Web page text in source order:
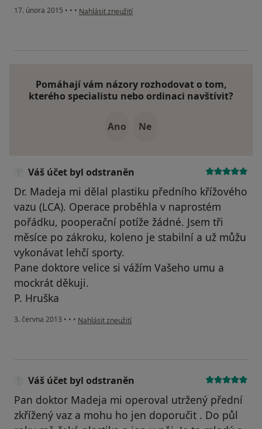
17. února 2015 • • • podle názoru uživatele Váš účet byl odstraněn
Nahlásit zneužití
Pomáhají vám názory rozhodovat o tom,
kterého specialistu nebo ordinaci navštívit?
Ano Ne
Váš účet byl odstraněn
Dr. Madeja mi dělal plastiku předního křížového
vazu (LCA). Operace proběhla v naprostém
pořádku, pooperační potíže žádné. Jsem tři
měsíce po zákroku, koleno je stabilní a už můžu
vykonávat lehčí sporty.
Pane doktore velice si vážím Vašeho umu a
mockrát děkuji.
P. Hruška
3. června 2013 • • • podle názoru uživatele Váš účet byl odstraněn
Nahlásit zneužití
Váš účet byl odstraněn
Pan doktor Madeja mi operoval utržený přední
zkřížený vaz a mohu ho jen doporučit . Do půl